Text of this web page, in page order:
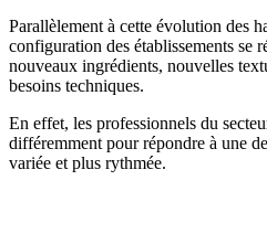
Parallèlement à cette évolution des
configuration des établissements se
nouveaux ingrédients, nouvelles
besoins techniques.
En effet, les professionnels du
différemment pour répondre à une
variée et plus rythmée.